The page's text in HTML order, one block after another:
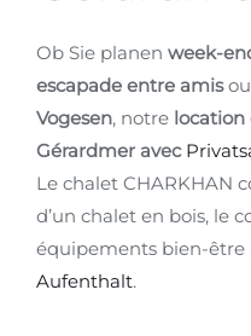
Ob Sie planen week-
escapade entre amisou
Vogesen, notre location
Gérardmer avec
Le chalet CHARKHAN
d’un chalet en bois, le
équipements bien-être
Aufenthalt.